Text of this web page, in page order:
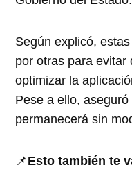
Según explicó,
por otras para evitar
optimizar la
Pese a ello,
permanecerá sin
📌Esto también te